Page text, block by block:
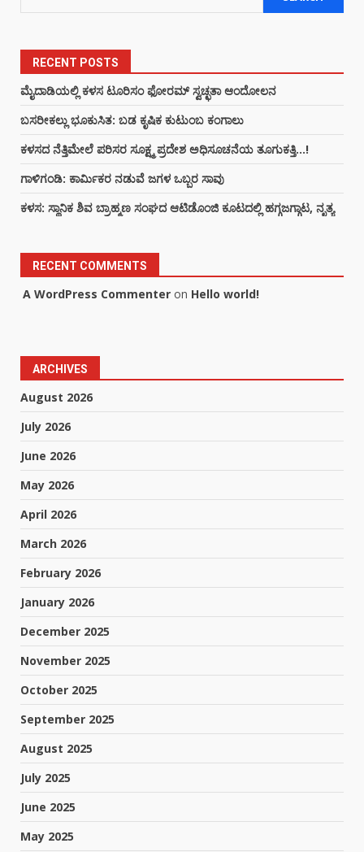
RECENT POSTS
ಮೈದಾಡಿಯಲ್ಲಿ ಕಳಸ ಟೂರಿಸಂ ಫೋರಮ್ ಸ್ವಚ್ಛತಾ ಆಂದೋಲನ
ಬಸರೀಕಲ್ಲು ಭೂಕುಸಿತ: ಬಡ ಕೃಷಿಕ ಕುಟುಂಬ ಕಂಗಾಲು
ಕಳಸದ ನೆತ್ತಿಮೇಲೆ ಪರಿಸರ ಸೂಕ್ಷ್ಮ ಪ್ರದೇಶ ಅಧಿಸೂಚನೆಯ ತೂಗುಕತ್ತಿ…!
ಗಾಳಿಗಂಡಿ: ಕಾರ್ಮಿಕರ ನಡುವೆ ಜಗಳ ಒಬ್ಬರ ಸಾವು
ಕಳಸ: ಸ್ಥಾನಿಕ ಶಿವ ಬ್ರಾಹ್ಮಣ ಸಂಘದ ಆಟಿಡೊಂಜಿ ಕೂಟದಲ್ಲಿ ಹಗ್ಗಜಗ್ಗಾಟ, ನೃತ್ಯ
RECENT COMMENTS
A WordPress Commenter on Hello world!
ARCHIVES
August 2026
July 2026
June 2026
May 2026
April 2026
March 2026
February 2026
January 2026
December 2025
November 2025
October 2025
September 2025
August 2025
July 2025
June 2025
May 2025